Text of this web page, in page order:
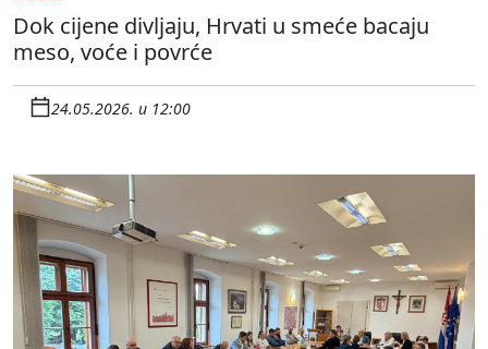
Dok cijene divljaju, Hrvati u smeće bacaju
meso, voće i povrće
24.05.2026. u 12:00